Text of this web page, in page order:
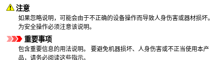
注意
如果忽略说明，可能会由于不正确的设备操作而导致人身伤害或器材损坏。
为安全操作必须注意该说明。
重要事项
包含重要信息的用法说明。
要避免机器损坏、人身伤害或不正当使用本产
品，请务必阅读这些指示。